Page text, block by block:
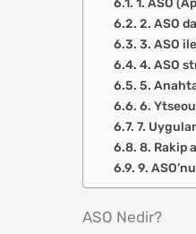
2. ASO
3. ASO
4. ASO
5.
6.
7.
8. Rakip
9.
ASO Nedir?